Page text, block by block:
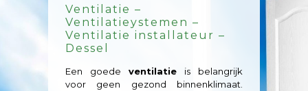
Ventilatie –
Ventilatieystemen –
Ventilatie installateur –
Dessel
Een goede ventilatie is belangrijk
voor geen gezond binnenklimaat.